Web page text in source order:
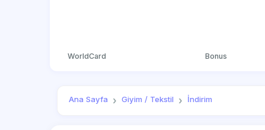
WorldCard Bonus
Ana Sayfa Giyim / Tekstil İndirim